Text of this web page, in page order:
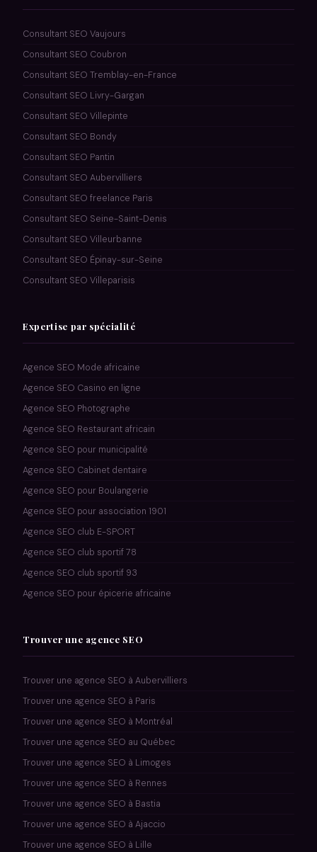
Consultant SEO Vaujours
Consultant SEO Coubron
Consultant SEO Tremblay-en-France
Consultant SEO Livry-Gargan
Consultant SEO Villepinte
Consultant SEO Bondy
Consultant SEO Pantin
Consultant SEO Aubervilliers
Consultant SEO freelance Paris
Consultant SEO Seine-Saint-Denis
Consultant SEO Villeurbanne
Consultant SEO Épinay-sur-Seine
Consultant SEO Villeparisis
Expertise par spécialité
Agence SEO Mode africaine
Agence SEO Casino en ligne
Agence SEO Photographe
Agence SEO Restaurant africain
Agence SEO pour municipalité
Agence SEO Cabinet dentaire
Agence SEO pour Boulangerie
Agence SEO pour association 1901
Agence SEO club E-SPORT
Agence SEO club sportif 78
Agence SEO club sportif 93
Agence SEO pour épicerie africaine
Trouver une agence SEO
Trouver une agence SEO à Aubervilliers
Trouver une agence SEO à Paris
Trouver une agence SEO à Montréal
Trouver une agence SEO au Québec
Trouver une agence SEO à Limoges
Trouver une agence SEO à Rennes
Trouver une agence SEO à Bastia
Trouver une agence SEO à Ajaccio
Trouver une agence SEO à Lille